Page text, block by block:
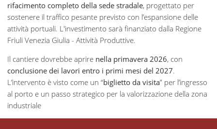
rifacimento completo della sede stradale, progettato per
sostenere il traffico pesante previsto con l’espansione delle
attività portuali. L'investimento sarà finanziato dalla Regione
Friuli Venezia Giulia - Attività Produttive.
Il cantiere dovrebbe aprire nella primavera 2026, con
conclusione dei lavori entro i primi mesi del 2027.
L’intervento è visto come un “biglietto da visita” per l’ingresso
al porto e un passo strategico per la valorizzazione della zona
industriale